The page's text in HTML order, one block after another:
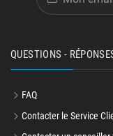
QUESTIONS -
FAQ
Contacter le Service